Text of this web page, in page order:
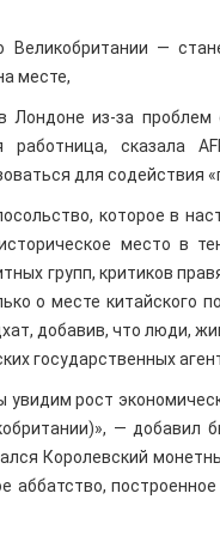
Великобритании —
месте,
из-за
сказала
для содействия
которое в
место в
групп, критиков
о месте китайского
добавив, что люди,
государственных
рост
— добавил
Королевский
аббатство,